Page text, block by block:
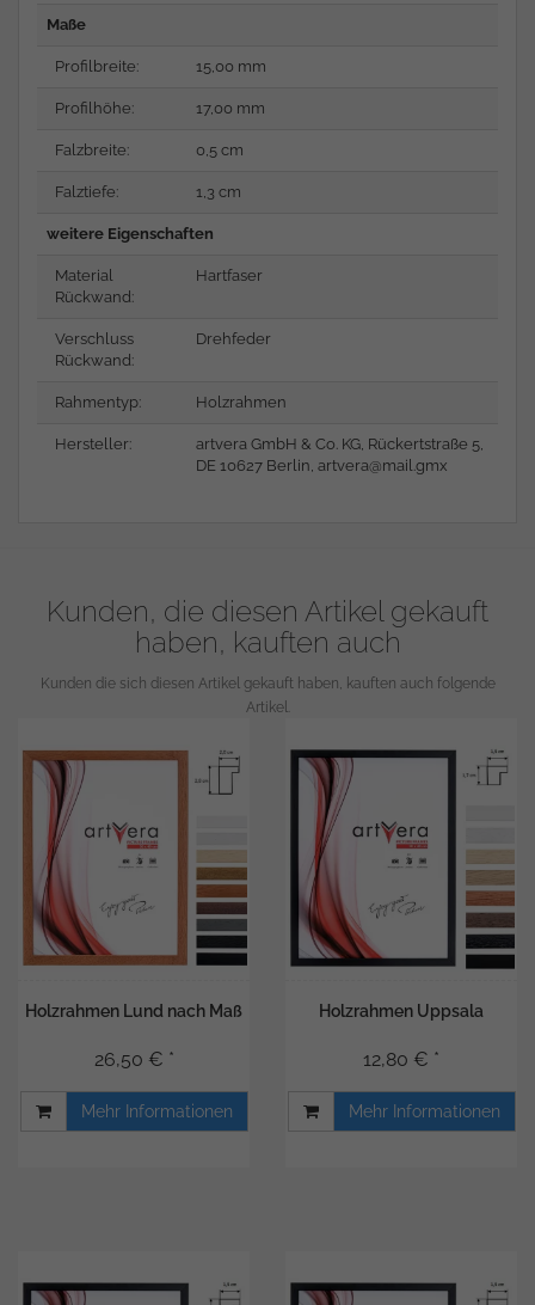
Maße
Profilbreite: 15,00 mm
Profilhöhe: 17,00 mm
Falzbreite: 0,5 cm
Falztiefe: 1,3 cm
weitere Eigenschaften
Material
Rückwand:
Hartfaser
Verschluss
Rückwand:
Drehfeder
Rahmentyp: Holzrahmen
Hersteller:
artvera GmbH & Co. KG, Rückertstraße 5,
DE 10627 Berlin, artvera@mail.gmx
Kunden, die diesen Artikel gekauft
haben, kauften auch
Kunden die sich diesen Artikel gekauft haben, kauften auch folgende
Artikel.
Holzrahmen Lund nach Maß
26,50 € *
Mehr Informationen
Holzrahmen Uppsala
12,80 € *
Mehr Informationen